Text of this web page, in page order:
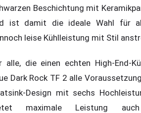
Beschichtung mit
ist damit die ideale Wahl für
leise Kühlleistung mit Stil
alle, die einen echten High-End-
Dark Rock TF 2 alle
Design mit sechs
maximale Leistung